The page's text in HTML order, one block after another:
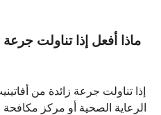
ماذا أفعل إذا تناولت
إذا تناولت جرعة زائدة من
الرعاية الصحية أو مركز